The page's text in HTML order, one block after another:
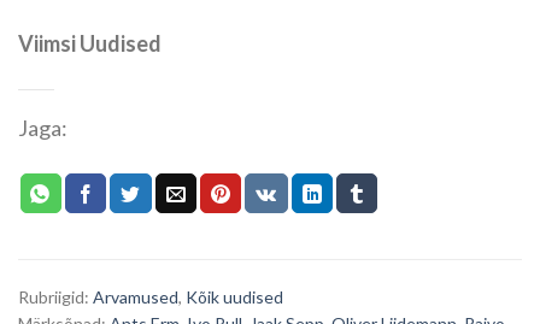
Viimsi Uudised
Jaga:
Rubriigid: Arvamused, Kõik uudised